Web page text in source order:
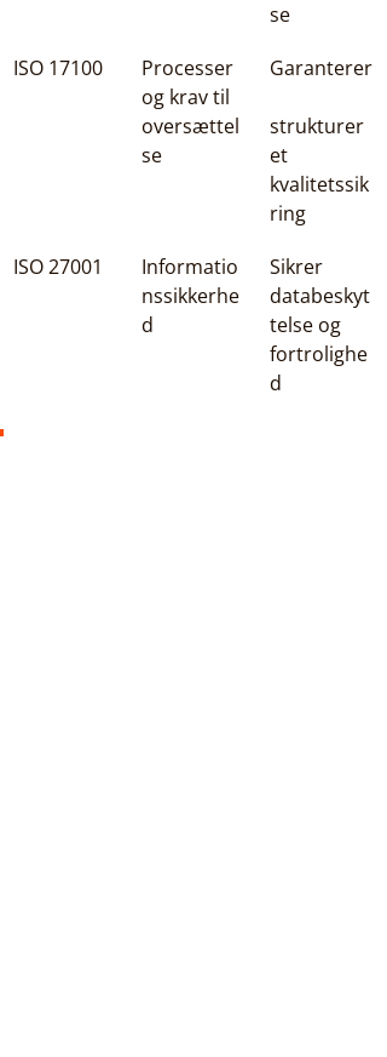
se
ISO 17100
Processer
og krav til
oversættel
se
Garanterer
strukturer
et
kvalitetssik
ring
ISO 27001
Informatio
nssikkerhe
d
Sikrer
databeskyt
telse og
fortrolighe
d